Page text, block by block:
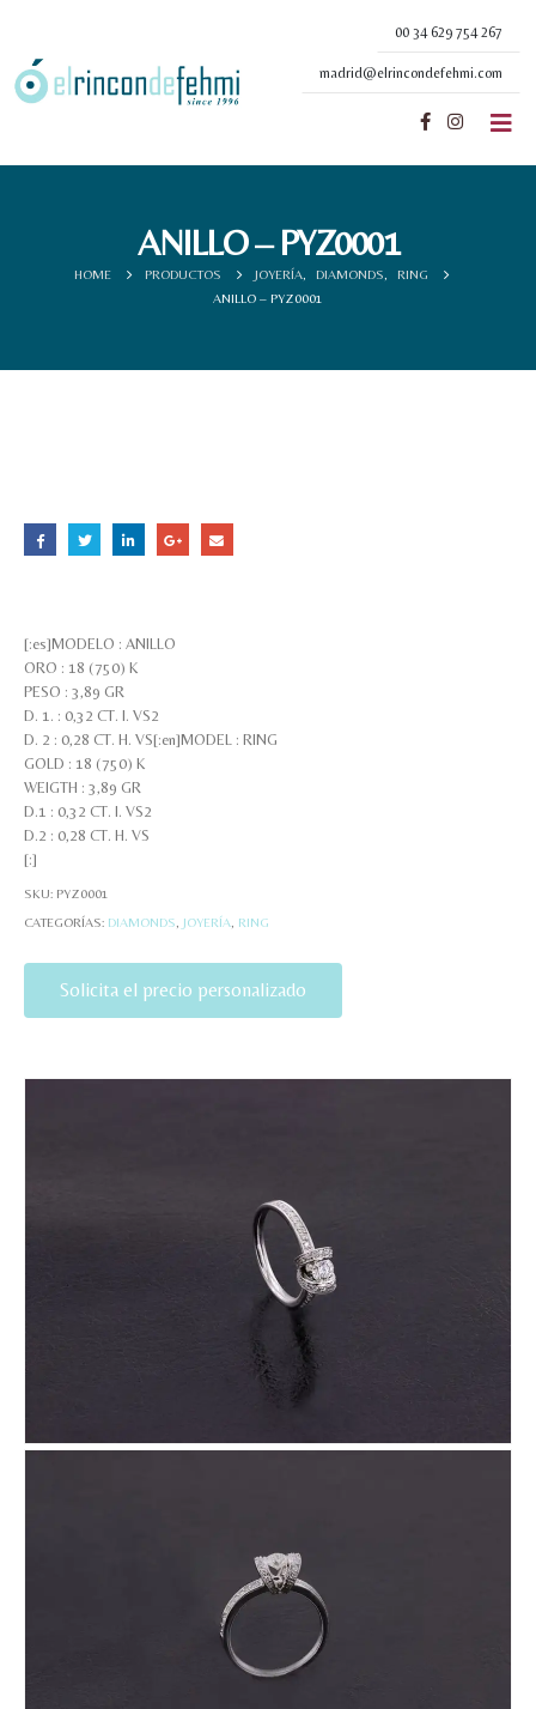
00 34 629 754 267
madrid@elrincondefehmi.com
ANILLO – PYZ0001
HOME PRODUCTOS JOYERÍA DIAMONDS
RING
ANILLO – PYZ0001
[:es]MODELO : ANILLO
ORO : 18 (750) K
PESO : 3,89 GR
D. 1. : 0,32 CT. I. VS2
D. 2 : 0,28 CT. H. VS[:en]MODEL : RING
GOLD : 18 (750) K
WEIGTH : 3,89 GR
D.1 : 0,32 CT. I. VS2
D.2 : 0,28 CT. H. VS
[:]
SKU: PYZ0001
CATEGORÍAS: DIAMONDS JOYERÍA RING
Solicita el precio personalizado